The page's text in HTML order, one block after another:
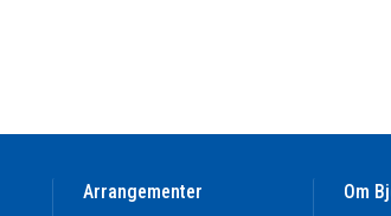
Arrangementer
Om